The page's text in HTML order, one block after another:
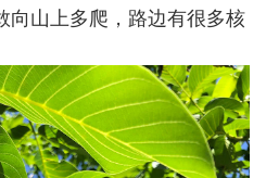
向山上多爬，路边有很多核